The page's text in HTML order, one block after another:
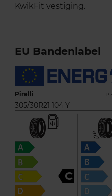
KwikFit vestiging.
EU Bandenlabel
Pirelli P
305/30R21 104 Y
C